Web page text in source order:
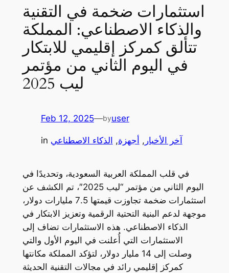
استثمارات ضخمة في التقنية
والذكاء الاصطناعي: المملكة
تتألق كمركز إقليمي للابتكار
في اليوم الثاني من مؤتمر
ليب 2025
Feb 12, 2025—byuser
in آخر الأخبار , أجهزة, الذكاء الاصطناعي
في قلب المملكة العربية السعودية، وتحديدًا في
اليوم الثاني من مؤتمر “ليب 2025″، تم الكشف عن
استثمارات ضخمة تجاوزت قيمتها 7.5 مليارات دولار،
موجهة لدعم البنية التحتية الرقمية وتعزيز الابتكار في
الذكاء الاصطناعي. هذه الاستثمارات تضاف إلى
الاستثمارات التي أُعلنت في اليوم الأول والتي
وصلت إلى 14 مليار دولار، لتؤكد المملكة مكانتها
كمركز إقليمي رائد في مجالات التقنية الحديثة